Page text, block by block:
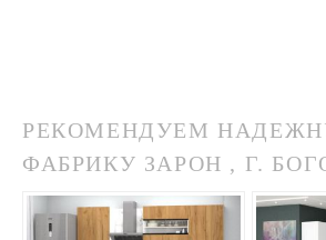
РЕКОМЕНДУЕМ
ФАБРИКУ ЗАРОН , Г.